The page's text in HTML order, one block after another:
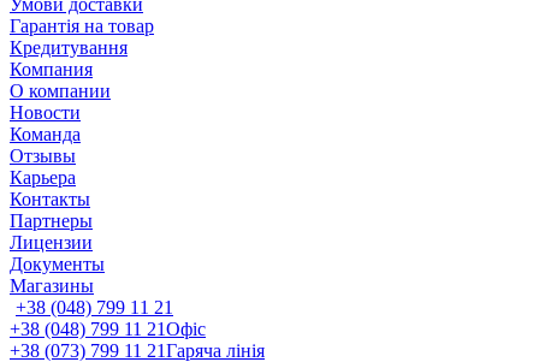
Умови доставки
Гарантія на товар
Кредитування
Компания
О компании
Новости
Команда
Отзывы
Карьера
Контакты
Партнеры
Лицензии
Документы
Магазины
+38 (048) 799 11 21
+38 (048) 799 11 21Офіс
+38 (073) 799 11 21Гаряча лінія